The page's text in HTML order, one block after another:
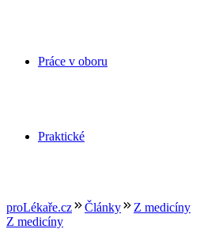
Práce v oboru
Praktické
proLékaře.cz Články
Z medicíny
Z medicíny